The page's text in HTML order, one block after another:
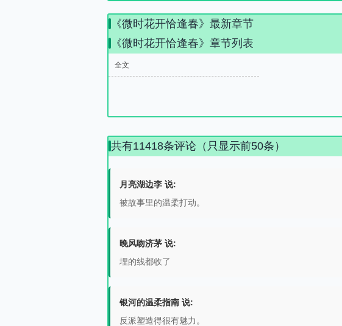
《微时花开恰逢春》最新章节
《微时花开恰逢春》章节列表
全文
共有11418条评论（只显示前50条）
月亮湖边李 说:
被故事里的温柔打动。
晚风吻济茅 说:
埋的线都收了
银河的温柔指南 说:
反派塑造得很有魅力。